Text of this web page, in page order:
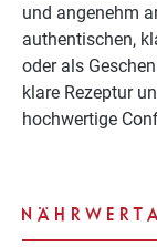
und angenehm
authentischen,
oder als
klare Rezeptur
hochwertige